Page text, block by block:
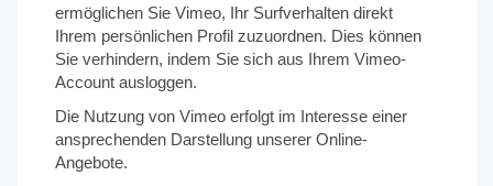
ermöglichen Sie Vimeo, Ihr Surfverhalten direkt
Ihrem persönlichen Profil zuzuordnen. Dies können
Sie verhindern, indem Sie sich aus Ihrem Vimeo-
Account ausloggen.
Die Nutzung von Vimeo erfolgt im Interesse einer
ansprechenden Darstellung unserer Online-
Angebote.